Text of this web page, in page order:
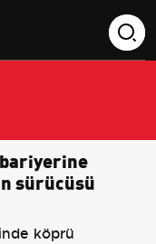
sürücüsü
köprü